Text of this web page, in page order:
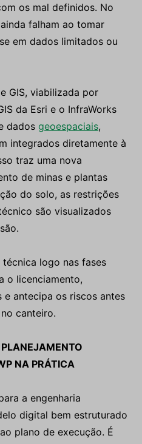
os mal definidos. No
falham ao tomar
em dados limitados ou
GIS, viabilizada por
da Esri e o InfraWorks
dados geoespaciais,
integrados diretamente à
traz uma nova
de minas e plantas
do solo, as restrições
são visualizados
logo nas fases
o licenciamento,
antecipa os riscos antes
canteiro.
NA PRÁTICA
a engenharia
digital bem estruturado
plano de execução. É